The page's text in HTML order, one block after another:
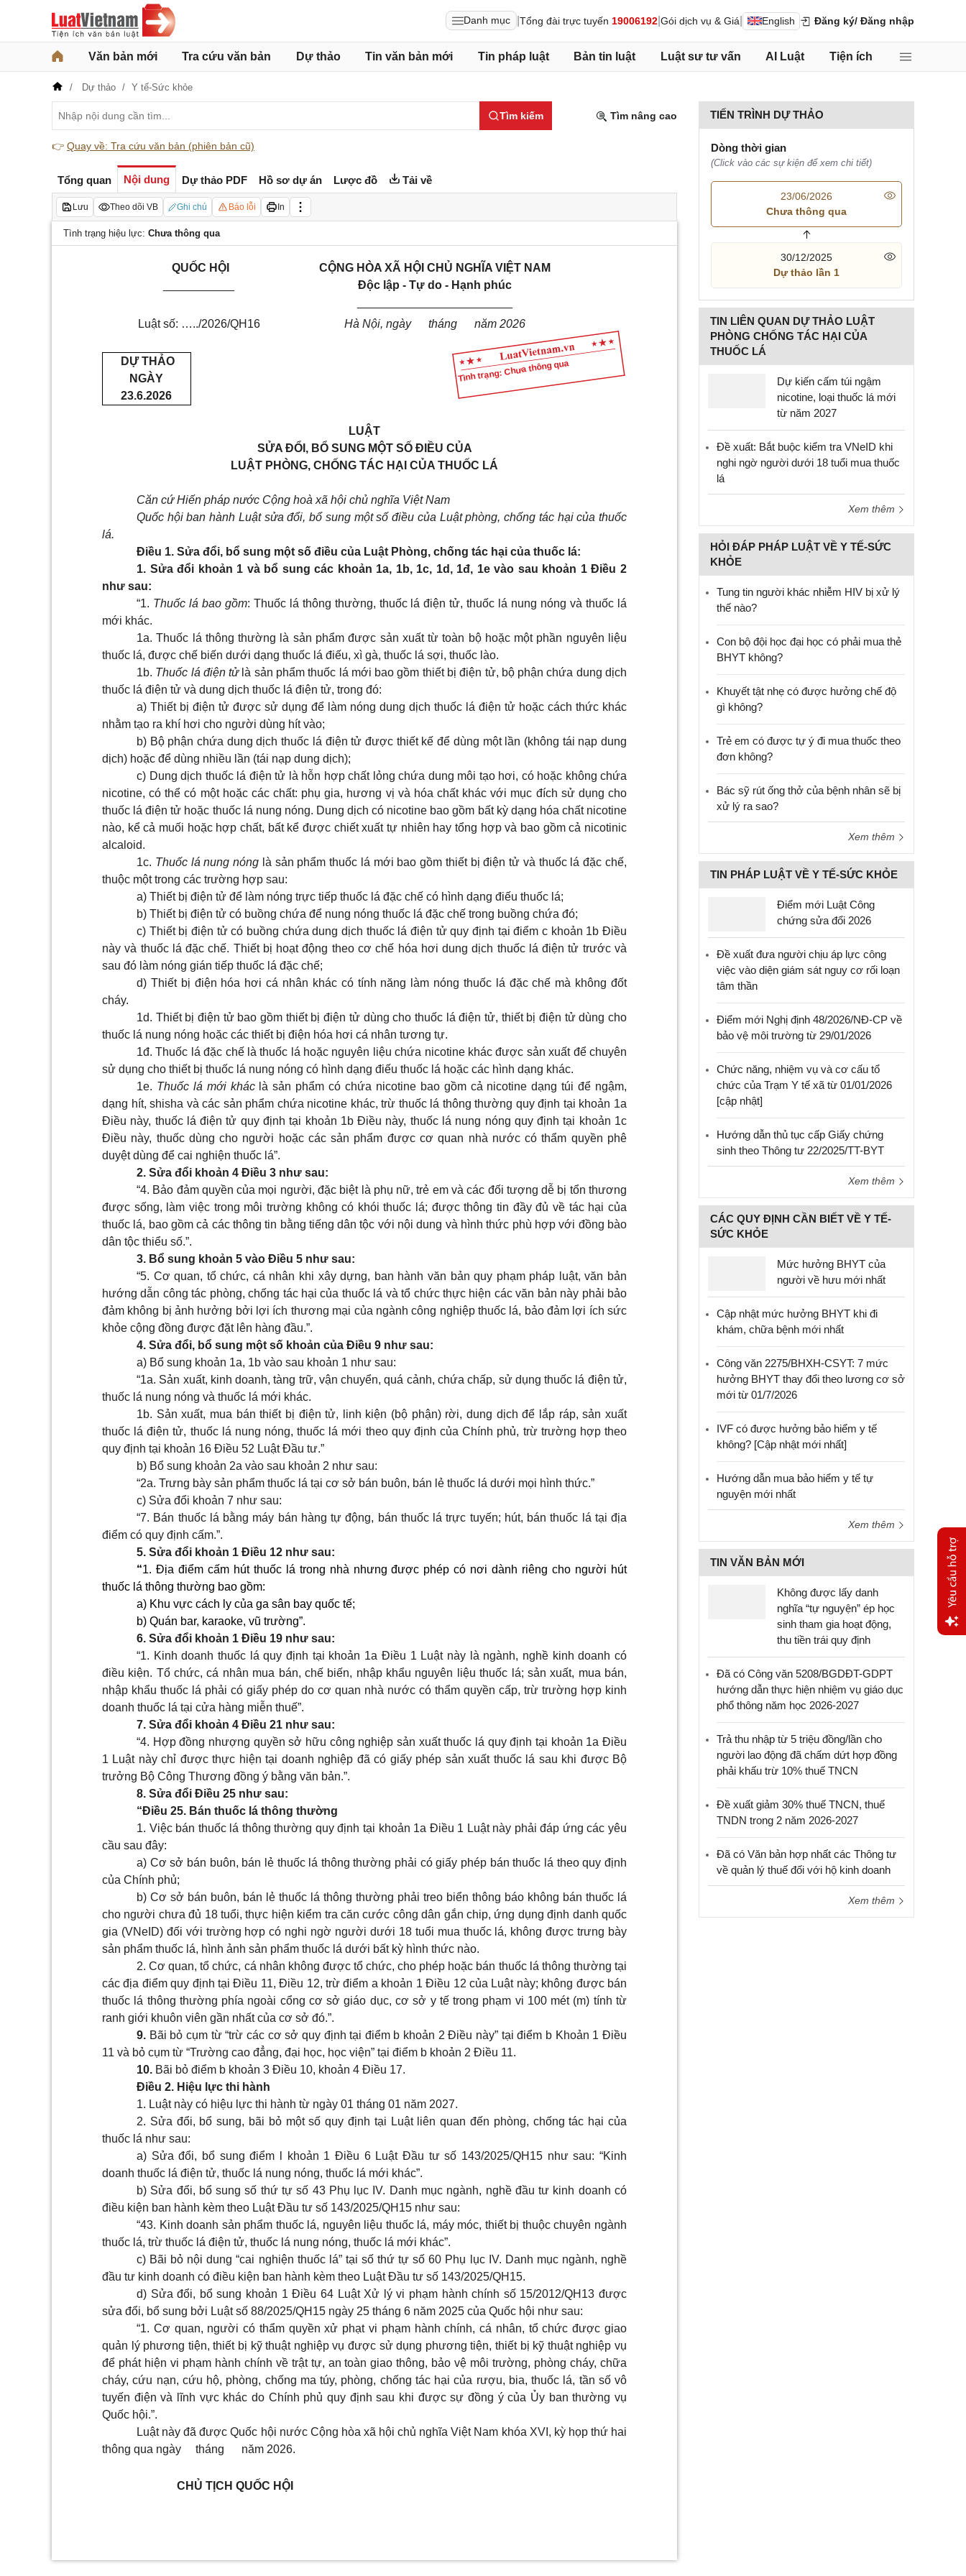
Danh mục Tổng đài trực tuyến 19006192 Gói dịch vụ & Giá English Đăng ký/ Đăng nhập
Văn bản mới Tra cứu văn bản Dự thảo Tin văn bản mới Tin pháp luật Bản tin luật Luật sư tư vấn AI Luật Tiện ích
Dự thảo Y tế-Sức khỏe
Tìm kiếm Tìm nâng cao
👉 Quay về: Tra cứu văn bản (phiên bản cũ)
Tổng quan Nội dung Dự thảo PDF Hồ sơ dự án Lược đồ Tải về
Lưu Theo dõi VB Ghi chú Báo lỗi In
Tình trạng hiệu lực: Chưa thông qua
Tình trạng: Chưa thông qua
QUỐC HỘI
CỘNG HÒA XÃ HỘI CHỦ NGHĨA VIỆT NAM
Độc lập - Tự do - Hạnh phúc
Luật số: …../2026/QH16
Hà Nội, ngày tháng năm 2026
DỰ THẢO
NGÀY
23.6.2026
LUẬT
SỬA ĐỔI, BỔ SUNG MỘT SỐ ĐIỀU CỦA
LUẬT PHÒNG, CHỐNG TÁC HẠI CỦA THUỐC LÁ
Căn cứ Hiến pháp nước Cộng hoà xã hội chủ nghĩa Việt Nam
Quốc hội ban hành Luật sửa đổi, bổ sung một số điều của Luật phòng, chống tác hại của thuốc
lá.
Điều 1. Sửa đổi, bổ sung một số điều của Luật Phòng, chống tác hại của thuốc lá:
1. Sửa đổi khoản 1 và bổ sung các khoản 1a, 1b, 1c, 1d, 1đ, 1e vào sau khoản 1 Điều 2
như sau:
“1. Thuốc lá bao gồm: Thuốc lá thông thường, thuốc lá điện tử, thuốc lá nung nóng và thuốc lá
mới khác.
1a. Thuốc lá thông thường là sản phẩm được sản xuất từ toàn bộ hoặc một phần nguyên liệu
thuốc lá, được chế biến dưới dạng thuốc lá điếu, xì gà, thuốc lá sợi, thuốc lào.
1b. Thuốc lá điện tửlà sản phẩm thuốc lá mới bao gồm thiết bị điện tử, bộ phận chứa dung dịch
thuốc lá điện tử và dung dịch thuốc lá điện tử, trong đó:
a) Thiết bị điện tử được sử dụng để làm nóng dung dịch thuốc lá điện tử hoặc cách thức khác
nhằm tạo ra khí hơi cho người dùng hít vào;
b) Bộ phận chứa dung dịch thuốc lá điện tử được thiết kế để dùng một lần (không tái nạp dung
dịch) hoặc để dùng nhiều lần (tái nạp dung dịch);
c) Dung dịch thuốc lá điện tử là hỗn hợp chất lỏng chứa dung môi tạo hơi, có hoặc không chứa
nicotine, có thể có một hoặc các chất: phụ gia, hương vị và hóa chất khác với mục đích sử dụng cho
thuốc lá điện tử hoặc thuốc lá nung nóng. Dung dịch có nicotine bao gồm bất kỳ dạng hóa chất nicotine
nào, kể cả muối hoặc hợp chất, bất kể được chiết xuất tự nhiên hay tổng hợp và bao gồm cả nicotinic
alcaloid.
1c. Thuốc lá nung nóng là sản phẩm thuốc lá mới bao gồm thiết bị điện tử và thuốc lá đặc chế,
thuộc một trong các trường hợp sau:
a) Thiết bị điện tử để làm nóng trực tiếp thuốc lá đặc chế có hình dạng điếu thuốc lá;
b) Thiết bị điện tử có buồng chứa để nung nóng thuốc lá đặc chế trong buồng chứa đó;
c) Thiết bị điện tử có buồng chứa dung dịch thuốc lá điện tử quy định tại điểm c khoản 1b Điều
này và thuốc lá đặc chế. Thiết bị hoạt động theo cơ chế hóa hơi dung dịch thuốc lá điện tử trước và
sau đó làm nóng gián tiếp thuốc lá đặc chế;
d) Thiết bị điện hóa hơi cá nhân khác có tính năng làm nóng thuốc lá đặc chế mà không đốt
cháy.
1d. Thiết bị điện tử bao gồm thiết bị điện tử dùng cho thuốc lá điện tử, thiết bị điện tử dùng cho
thuốc lá nung nóng hoặc các thiết bị điện hóa hơi cá nhân tương tự.
1đ. Thuốc lá đặc chế là thuốc lá hoặc nguyên liệu chứa nicotine khác được sản xuất để chuyên
sử dụng cho thiết bị thuốc lá nung nóng có hình dạng điếu thuốc lá hoặc các hình dạng khác.
1e. Thuốc lá mới kháclà sản phẩm có chứa nicotine bao gồm cả nicotine dạng túi để ngậm,
dạng hít, shisha và các sản phẩm chứa nicotine khác, trừ thuốc lá thông thường quy định tại khoản 1a
Điều này, thuốc lá điện tử quy định tại khoản 1b Điều này, thuốc lá nung nóng quy định tại khoản 1c
Điều này, thuốc dùng cho người hoặc các sản phẩm được cơ quan nhà nước có thẩm quyền phê
duyệt dùng để cai nghiện thuốc lá”.
2. Sửa đổi khoản 4 Điều 3 như sau:
“4. Bảo đảm quyền của mọi người, đặc biệt là phụ nữ, trẻ em và các đối tượng dễ bị tổn thương
được sống, làm việc trong môi trường không có khói thuốc lá; được thông tin đầy đủ về tác hại của
thuốc lá, bao gồm cả các thông tin bằng tiếng dân tộc với nội dung và hình thức phù hợp với đồng bào
dân tộc thiểu số.”.
3. Bổ sung khoản 5 vào Điều 5 như sau:
“5. Cơ quan, tổ chức, cá nhân khi xây dựng, ban hành văn bản quy phạm pháp luật, văn bản
hướng dẫn công tác phòng, chống tác hại của thuốc lá và tổ chức thực hiện các văn bản này phải bảo
đảm không bị ảnh hưởng bởi lợi ích thương mại của ngành công nghiệp thuốc lá, bảo đảm lợi ích sức
khỏe cộng đồng được đặt lên hàng đầu.”.
4. Sửa đổi, bổ sung một số khoản của Điều 9 như sau:
a) Bổ sung khoản 1a, 1b vào sau khoản 1 như sau:
“1a. Sản xuất, kinh doanh, tàng trữ, vận chuyển, quá cảnh, chứa chấp, sử dụng thuốc lá điện tử,
thuốc lá nung nóng và thuốc lá mới khác.
1b. Sản xuất, mua bán thiết bị điện tử, linh kiện (bộ phận) rời, dung dịch để lắp ráp, sản xuất
thuốc lá điện tử, thuốc lá nung nóng, thuốc lá mới theo quy định của Chính phủ, trừ trường hợp theo
quy định tại khoản 16 Điều 52 Luật Đầu tư.”
b) Bổ sung khoản 2a vào sau khoản 2 như sau:
“2a. Trưng bày sản phẩm thuốc lá tại cơ sở bán buôn, bán lẻ thuốc lá dưới mọi hình thức.”
c) Sửa đổi khoản 7 như sau:
“7. Bán thuốc lá bằng máy bán hàng tự động, bán thuốc lá trực tuyến; hút, bán thuốc lá tại địa
điểm có quy định cấm.”.
5. Sửa đổi khoản 1 Điều 12 như sau:
“1. Địa điểm cấm hút thuốc lá trong nhà nhưng được phép có nơi dành riêng cho người hút
thuốc lá thông thường bao gồm:
a) Khu vực cách ly của ga sân bay quốc tế;
b) Quán bar, karaoke, vũ trường”.
6. Sửa đổi khoản 1 Điều 19 như sau:
“1. Kinh doanh thuốc lá quy định tại khoản 1a Điều 1 Luật này là ngành, nghề kinh doanh có
điều kiện. Tổ chức, cá nhân mua bán, chế biến, nhập khẩu nguyên liệu thuốc lá; sản xuất, mua bán,
nhập khẩu thuốc lá phải có giấy phép do cơ quan nhà nước có thẩm quyền cấp, trừ trường hợp kinh
doanh thuốc lá tại cửa hàng miễn thuế”.
7. Sửa đổi khoản 4 Điều 21 như sau:
“4. Hợp đồng nhượng quyền sở hữu công nghiệp sản xuất thuốc lá quy định tại khoản 1a Điều
1 Luật này chỉ được thực hiện tại doanh nghiệp đã có giấy phép sản xuất thuốc lá sau khi được Bộ
trưởng Bộ Công Thương đồng ý bằng văn bản.”.
8. Sửa đổi Điều 25 như sau:
“Điều 25. Bán thuốc lá thông thường
1. Việc bán thuốc lá thông thường quy định tại khoản 1a Điều 1 Luật này phải đáp ứng các yêu
cầu sau đây:
a) Cơ sở bán buôn, bán lẻ thuốc lá thông thường phải có giấy phép bán thuốc lá theo quy định
của Chính phủ;
b) Cơ sở bán buôn, bán lẻ thuốc lá thông thường phải treo biển thông báo không bán thuốc lá
cho người chưa đủ 18 tuổi, thực hiện kiểm tra căn cước công dân gắn chip, ứng dụng định danh quốc
gia (VNeID) đối với trường hợp có nghi ngờ người dưới 18 tuổi mua thuốc lá, không được trưng bày
sản phẩm thuốc lá, hình ảnh sản phẩm thuốc lá dưới bất kỳ hình thức nào.
2. Cơ quan, tổ chức, cá nhân không được tổ chức, cho phép hoặc bán thuốc lá thông thường tại
các địa điểm quy định tại Điều 11, Điều 12, trừ điểm a khoản 1 Điều 12 của Luật này; không được bán
thuốc lá thông thường phía ngoài cổng cơ sở giáo dục, cơ sở y tế trong phạm vi 100 mét (m) tính từ
ranh giới khuôn viên gần nhất của cơ sở đó.”.
9. Bãi bỏ cụm từ “trừ các cơ sở quy định tại điểm b khoản 2 Điều này” tại điểm b Khoản 1 Điều
11 và bỏ cụm từ “Trường cao đẳng, đại học, học viện” tại điểm b khoản 2 Điều 11.
10. Bãi bỏ điểm b khoản 3 Điều 10, khoản 4 Điều 17.
Điều 2. Hiệu lực thi hành
1. Luật này có hiệu lực thi hành từ ngày 01 tháng 01 năm 2027.
2. Sửa đổi, bổ sung, bãi bỏ một số quy định tại Luật liên quan đến phòng, chống tác hại của
thuốc lá như sau:
a) Sửa đổi, bổ sung điểm l khoản 1 Điều 6 Luật Đầu tư số 143/2025/QH15 như sau: “Kinh
doanh thuốc lá điện tử, thuốc lá nung nóng, thuốc lá mới khác”.
b) Sửa đổi, bổ sung số thứ tự số 43 Phụ lục IV. Danh mục ngành, nghề đầu tư kinh doanh có
điều kiện ban hành kèm theo Luật Đầu tư số 143/2025/QH15 như sau:
“43. Kinh doanh sản phẩm thuốc lá, nguyên liệu thuốc lá, máy móc, thiết bị thuộc chuyên ngành
thuốc lá, trừ thuốc lá điện tử, thuốc lá nung nóng, thuốc lá mới khác”.
c) Bãi bỏ nội dung “cai nghiện thuốc lá” tại số thứ tự số 60 Phụ lục IV. Danh mục ngành, nghề
đầu tư kinh doanh có điều kiện ban hành kèm theo Luật Đầu tư số 143/2025/QH15.
d) Sửa đổi, bổ sung khoản 1 Điều 64 Luật Xử lý vi phạm hành chính số 15/2012/QH13 được
sửa đổi, bổ sung bởi Luật số 88/2025/QH15 ngày 25 tháng 6 năm 2025 của Quốc hội như sau:
“1. Cơ quan, người có thẩm quyền xử phạt vi phạm hành chính, cá nhân, tổ chức được giao
quản lý phương tiện, thiết bị kỹ thuật nghiệp vụ được sử dụng phương tiện, thiết bị kỹ thuật nghiệp vụ
để phát hiện vi phạm hành chính về trật tự, an toàn giao thông, bảo vệ môi trường, phòng cháy, chữa
cháy, cứu nạn, cứu hộ, phòng, chống ma túy, phòng, chống tác hại của rượu, bia, thuốc lá, tần số vô
tuyến điện và lĩnh vực khác do Chính phủ quy định sau khi được sự đồng ý của Ủy ban thường vụ
Quốc hội.”.
Luật này đã được Quốc hội nước Cộng hòa xã hội chủ nghĩa Việt Nam khóa XVI, kỳ họp thứ hai
thông qua ngày tháng năm 2026.
CHỦ TỊCH QUỐC HỘI
TIẾN TRÌNH DỰ THẢO
Dòng thời gian
(Click vào các sự kiện để xem chi tiết)
23/06/2026
Chưa thông qua
30/12/2025
Dự thảo lần 1
TIN LIÊN QUAN DỰ THẢO LUẬT
PHÒNG CHỐNG TÁC HẠI CỦA
THUỐC LÁ
Dự kiến cấm túi ngậm
nicotine, loại thuốc lá mới
từ năm 2027
Đề xuất: Bắt buộc kiểm tra VNeID khi
nghi ngờ người dưới 18 tuổi mua thuốc
lá
Xem thêm
HỎI ĐÁP PHÁP LUẬT VỀ Y TẾ-SỨC
KHỎE
Tung tin người khác nhiễm HIV bị xử lý
thế nào?
Con bộ đội học đại học có phải mua thẻ
BHYT không?
Khuyết tật nhẹ có được hưởng chế độ
gì không?
Trẻ em có được tự ý đi mua thuốc theo
đơn không?
Bác sỹ rút ống thở của bệnh nhân sẽ bị
xử lý ra sao?
Xem thêm
TIN PHÁP LUẬT VỀ Y TẾ-SỨC KHỎE
Điểm mới Luật Công
chứng sửa đổi 2026
Đề xuất đưa người chịu áp lực công
việc vào diện giám sát nguy cơ rối loạn
tâm thần
Điểm mới Nghị định 48/2026/NĐ-CP về
bảo vệ môi trường từ 29/01/2026
Chức năng, nhiệm vụ và cơ cấu tổ
chức của Trạm Y tế xã từ 01/01/2026
[cập nhật]
Hướng dẫn thủ tục cấp Giấy chứng
sinh theo Thông tư 22/2025/TT-BYT
Xem thêm
CÁC QUY ĐỊNH CẦN BIẾT VỀ Y TẾ-
SỨC KHỎE
Mức hưởng BHYT của
người về hưu mới nhất
Cập nhật mức hưởng BHYT khi đi
khám, chữa bệnh mới nhất
Công văn 2275/BHXH-CSYT: 7 mức
hưởng BHYT thay đổi theo lương cơ sở
mới từ 01/7/2026
IVF có được hưởng bảo hiểm y tế
không? [Cập nhật mới nhất]
Hướng dẫn mua bảo hiểm y tế tự
nguyện mới nhất
Xem thêm
TIN VĂN BẢN MỚI
Không được lấy danh
nghĩa “tự nguyện” ép học
sinh tham gia hoạt động,
thu tiền trái quy định
Đã có Công văn 5208/BGDĐT-GDPT
hướng dẫn thực hiện nhiệm vụ giáo dục
phổ thông năm học 2026-2027
Trả thu nhập từ 5 triệu đồng/lần cho
người lao động đã chấm dứt hợp đồng
phải khấu trừ 10% thuế TNCN
Đề xuất giảm 30% thuế TNCN, thuế
TNDN trong 2 năm 2026-2027
Đã có Văn bản hợp nhất các Thông tư
về quản lý thuế đối với hộ kinh doanh
Xem thêm